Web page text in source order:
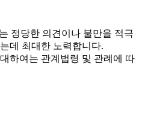
정당한 의견이나 불만을 적극
데 최대한 노력합니다.
하여는 관계법령 및 관례에 따